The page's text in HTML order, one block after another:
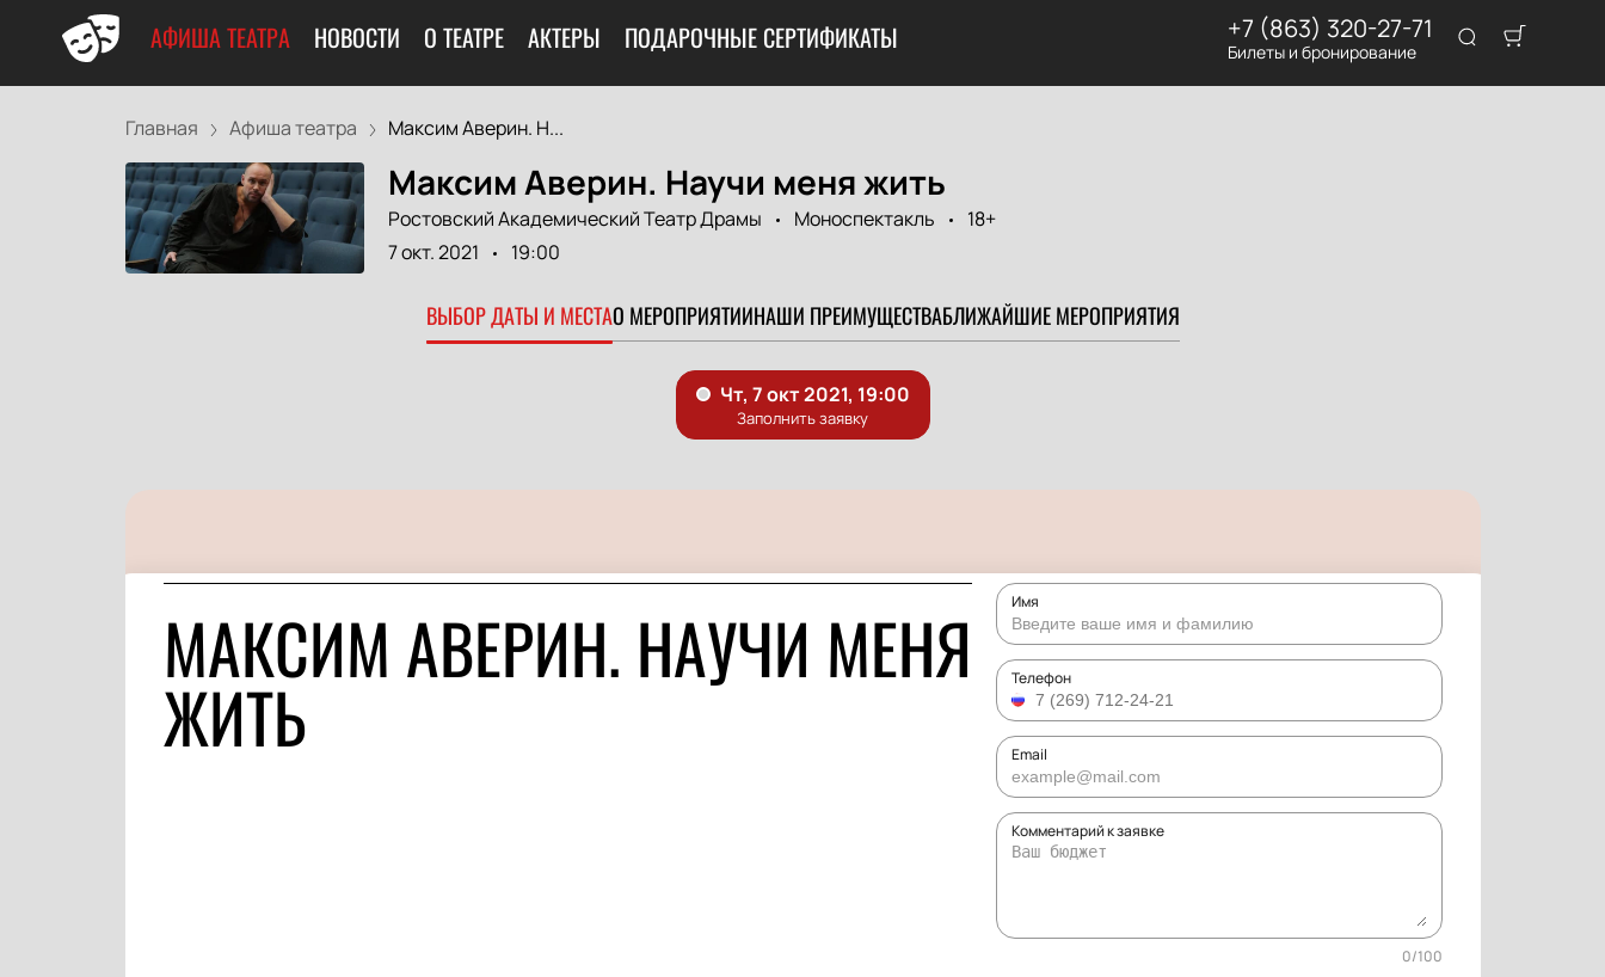
АФИША ТЕАТРА НОВОСТИ О ТЕАТРЕ АКТЕРЫ ПОДАРОЧНЫЕ СЕРТИФИКАТЫ +7 (863) 320-27-71
Билеты и бронирование
Главная Афиша театра Максим Аверин. Н...
Максим Аверин. Научи меня жить
Ростовский Академический Театр Драмы Моноспектакль
18+
7 окт. 2021
19:00
ВЫБОР ДАТЫ И МЕСТАО МЕРОПРИЯТИИНАШИ ПРЕИМУЩЕСТВАБЛИЖАЙШИЕ МЕРОПРИЯТИЯ
МАКСИМ АВЕРИН. НАУЧИ МЕНЯ
ЖИТЬ
Имя
Телефон
Email
Комментарий к заявке
0/100